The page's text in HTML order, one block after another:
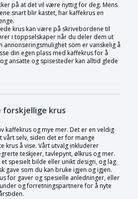
på at det vil være nyttig for deg. Mens
snart blir kastet, har kaffekrus en
krus kan være på skrivebordene til
i toppselskaper når du deler dem ut
annonseringsmulighet som er vanskelig å
din egen plass med kaffekrus for å
ansatte og spisesteder kan alltid glede
forskjellige krus
kaffekrus og mye mer. Det er en veldig
vårt selv, siden det er for mange
krus å vise. Vårt utvalg inkluderer
teskjeer, tavlepynt, ølkrus og mer.
spesielt bilde eller unikt design, og lag
gave som du kan bruke igjen og igjen.
for gaver og spesielle anledninger, eller
og forretningspartnere for å nyte